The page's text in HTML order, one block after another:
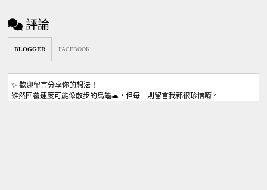
評論
BLOGGER FACEBOOK
✨ 歡迎留言分享你的想法！
雖然回覆速度可能像散步的烏龜🐢，但每一則留言我都很珍惜唷。